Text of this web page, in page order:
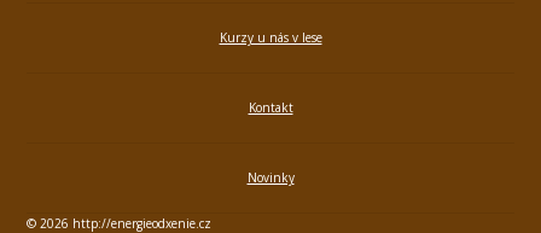
Kurzy u nás v lese
Kontakt
Novinky
© 2026 http://energieodxenie.cz